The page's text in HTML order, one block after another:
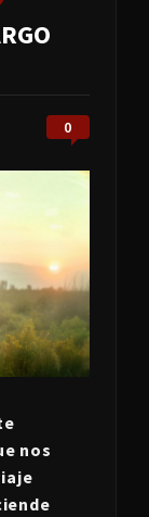
0
nos